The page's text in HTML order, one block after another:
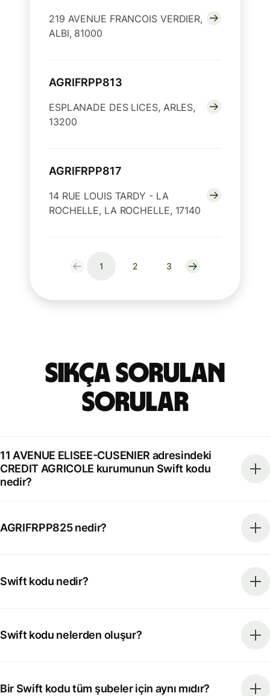
219 AVENUE FRANCOIS VERDIER,
ALBI, 81000
AGRIFRPP813
ESPLANADE DES LICES, ARLES,
13200
AGRIFRPP817
14 RUE LOUIS TARDY - LA
ROCHELLE, LA ROCHELLE, 17140
1 2 3
Sıkça Sorulan
Sorular
11 AVENUE ELISEE-CUSENIER adresindeki
CREDIT AGRICOLE kurumunun Swift kodu
nedir?
AGRIFRPP825 nedir?
Swift kodu nedir?
Swift kodu nelerden oluşur?
Bir Swift kodu tüm şubeler için aynı mıdır?